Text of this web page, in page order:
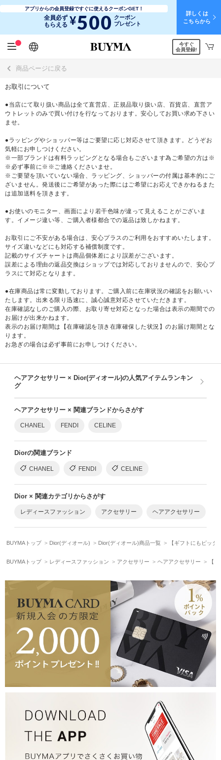
アプリからの会員登録ですぐに使えるクーポンGET！
全員必ず
もらえる ¥500 クーポン
プレゼント
詳しくは
こちらから
日本語
English
简体中文
繁體中文
今すぐ
会員登録!
商品ページに戻る
お取引について
●当店にて取り扱い商品は全て直営店、正規品取り扱い店、百貨店、直営ア
ウトレットのみで買い付けを行なっております。安心してお買い求め下さい
ませ。
●ラッピングやショッパー等はご要望に応じ対応させて頂きます。どうぞお
気軽にお申しつけください。
※一部ブランドは有料ラッピングとなる場合もございます為ご希望の方は※
※必ず事前に※※ご連絡くださいませ。
※ご要望を頂いていない場合、ラッピング、ショッパーの付属は基本的にご
ざいません。発送後にご希望があった際にはご希望にお応えできかねるまた
は追加送料を頂きます。
●お使いのモニター、画面により若干色味が違って見えることがございま
す。イメージ違い等、ご購入者様都合での返品は致しかねます。
お取引にご不安がある場合は、安心プラスのご利用をおすすめいたします。
サイズ違いなどにも対応する補償制度です。
記載のサイズチャートは商品個体差により誤差がございます。
誤差による理由の返品交換はショップでは対応しておりませんので、安心プ
ラスにて対応となります。
●在庫商品は常に変動しております。ご購入前に在庫状況の確認をお願いい
たします。出来る限り迅速に、誠心誠意対応させていただきます。
在庫確認なしのご購入の際、お取り寄せ対応となった場合は表示の期間での
お届けが出来かねます。
表示のお届け期間は【在庫確認を頂き在庫確保した状況】のお届け期間とな
ります。
お急ぎの場合は必ず事前にお申しつけください。
ヘアアクセサリー × Dior(ディオール)の人気アイテムランキン
グ
ヘアアクセサリー × 関連ブランドからさがす
CHANEL FENDI CELINE
Diorの関連ブランド
CHANEL FENDI CELINE
Dior × 関連カテゴリからさがす
レディースファッション アクセサリー ヘアアクセサリー
BUYMAトップ Dior(ディオール) Dior(ディオール)商品一覧 【ギフトにもピッ
BUYMAトップ レディースファッション アクセサリー ヘアアクセサリー 【